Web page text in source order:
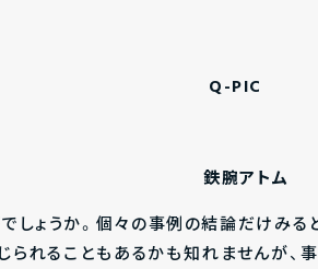
Q-PIC
ム 鉄腕アトム
ょうか。個々の事例の結論だけみる
れることもあるかも知れませんが、